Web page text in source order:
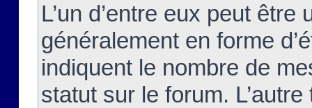
L’un d’entre eux peut
généralement en forme
indiquent le nombre de
statut sur le forum.